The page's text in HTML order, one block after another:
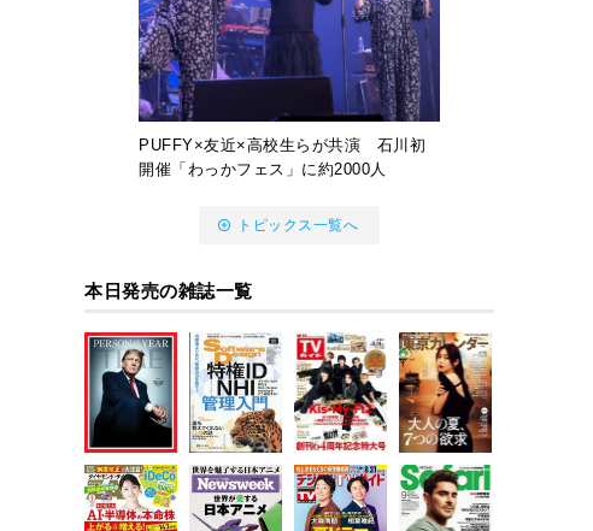
PUFFY×友近×高校生らが共演 石川初
開催「わっかフェス」に約2000人
トピックス一覧へ
本日発売の雑誌一覧